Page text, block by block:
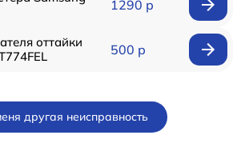
1290 р
оттайки
500 р
другая неисправность